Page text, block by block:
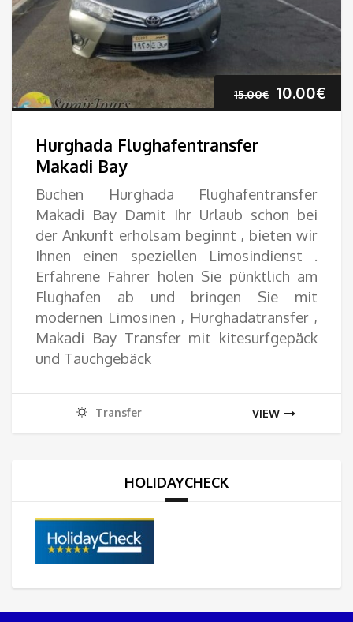
15.00€
15.00€
10.00€
Hurghada Flughafentransfer
Makadi Bay
Buchen Hurghada Flughafentransfer
Makadi Bay Damit Ihr Urlaub schon bei
der Ankunft erholsam beginnt , bieten wir
Ihnen einen speziellen Limosindienst .
Erfahrene Fahrer holen Sie pünktlich am
Flughafen ab und bringen Sie mit
modernen Limosinen , Hurghadatransfer ,
Makadi Bay Transfer mit kitesurfgepäck
und Tauchgebäck
Transfer VIEW
HOLIDAYCHECK